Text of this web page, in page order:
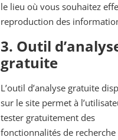
le lieu où vous souhaitez
reproduction des
3. Outil
gratuite
L’outil d’analyse gratuite
sur le site permet à
tester gratuitement des
fonctionnalités de recherche